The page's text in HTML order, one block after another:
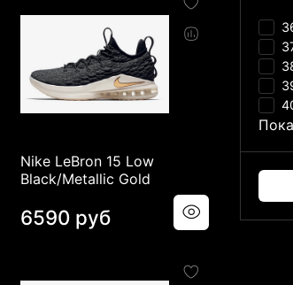
Nike LeBron 15 Low
Black/Metallic Gold
6590 руб